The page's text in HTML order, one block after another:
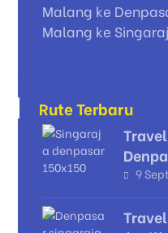
Malang ke
Malang ke
Rute Terbaru
9